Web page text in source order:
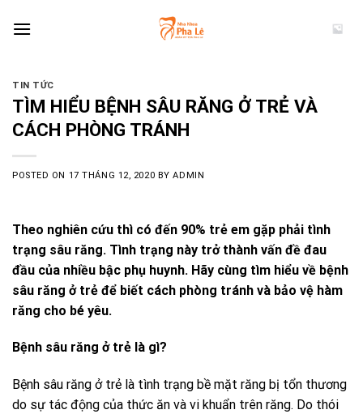
TIN TỨC
TÌM HIỂU BỆNH SÂU RĂNG Ở TRẺ VÀ
CÁCH PHÒNG TRÁNH
POSTED ON 17 THÁNG 12, 2020 BYADMIN
Theo nghiên cứu thì có đến 90% trẻ em gặp phải tình
trạng sâu răng. Tình trạng này trở thành vấn đề đau
đầu của nhiều bậc phụ huynh. Hãy cùng tìm hiểu về bệnh
sâu răng ở trẻ để biết cách phòng tránh và bảo vệ hàm
răng cho bé yêu.
Bệnh sâu răng ở trẻ là gì?
Bệnh sâu răng ở trẻ là tình trạng bề mặt răng bị tổn thương
do sự tác động của thức ăn và vi khuẩn trên răng. Do thói